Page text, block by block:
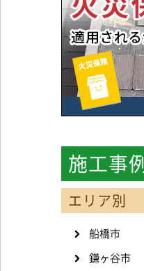
施工事例
エリア別
船橋市
鎌ヶ谷市